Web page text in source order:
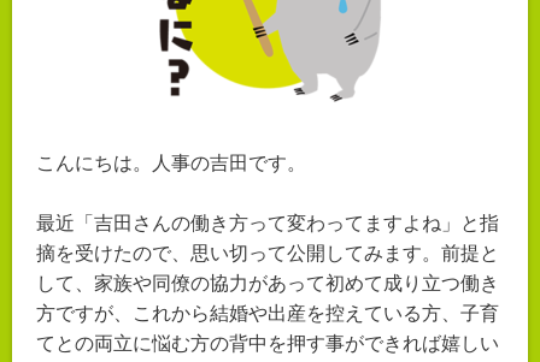
こんにちは。人事の吉田です。
最近「吉田さんの働き方って変わってますよね」と指
摘を受けたので、思い切って公開してみます。前提と
して、家族や同僚の協力があって初めて成り立つ働き
方ですが、これから結婚や出産を控えている方、子育
てとの両立に悩む方の背中を押す事ができれば嬉しい